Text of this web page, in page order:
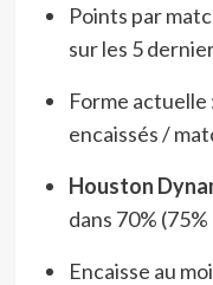
Points par
sur les 5
Forme actuelle
encaissés /
Houston
dans 70%
Encaisse au